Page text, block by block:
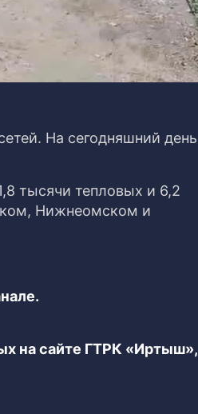
На сегодняшний день
тысячи тепловых и 6,2
Нижнеомском и
на сайте ГТРК «Иртыш»,